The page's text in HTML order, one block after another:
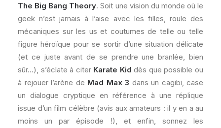
The Big Bang Theory. Soit une vision du monde où le
geek n’est jamais à l’aise avec les filles, roule des
mécaniques sur les us et coutumes de telle ou telle
figure héroïque pour se sortir d’une situation délicate
(et ce juste avant de se prendre une branlée, bien
sûr…), s’éclate à citer Karate Kid dès que possible ou
à rejouer l’arène de Mad Max 3 dans un cagibi, case
un dialogue cryptique en référence à une réplique
issue d’un film célèbre (avis aux amateurs : il y en a au
moins un par épisode !), et enfin, sonnez les